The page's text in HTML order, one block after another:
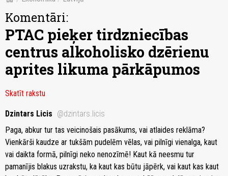
Komentāri:
PTAC pieķer tirdzniecības
centrus alkoholisko dzērienu
aprites likuma pārkāpumos
Skatīt rakstu
Dzintars Licis @dzintars.licis
Paga, abkur tur tas veicinošais pasākums, vai atlaides reklāma?
Vienkārši kaudze ar tukšām pudelēm vēlas, vai pilnīgi vienalga, kaut
vai daikta formā, pilnīgi neko nenozīmē! Kaut kā neesmu tur
pamanījis blakus uzrakstu, ka kaut kas būtu jāpērk, vai kaut kas kaut